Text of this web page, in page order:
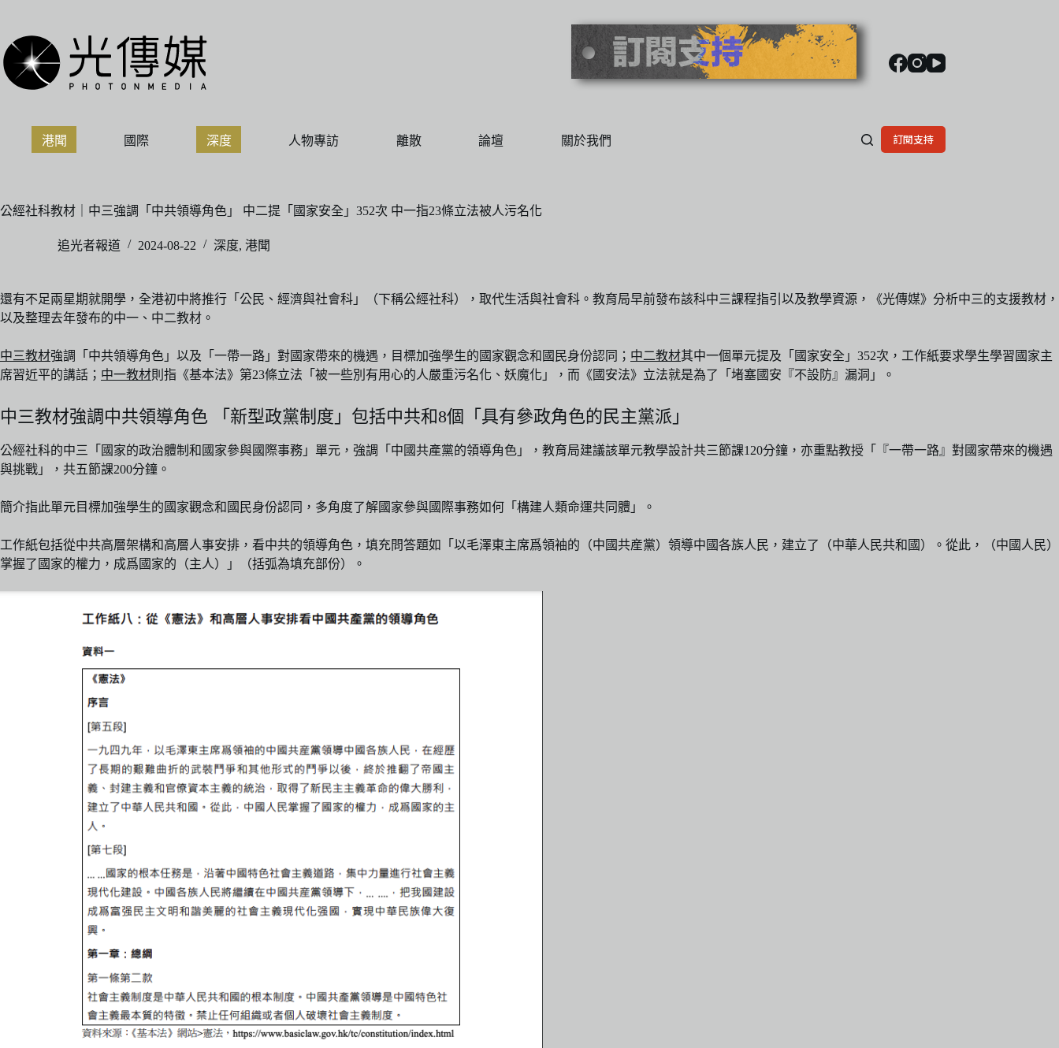
主
要
內
港聞 國際 深度 人物專訪 離散 論壇 關於我們 訂閱支持
公經社科教材｜中三強調「中共領導角色」 中二提「國家安全」352次 中一指23條立法被人污名化
追光者報道 2024-08-22 深度, 港聞
還有不足兩星期就開學，全港初中將推行「公民、經濟與社會科」（下稱公經社科），取代生活與社會科。教育局早前發布該科中三課程指引以及教學資源，《光傳媒》分析中三的支援教材，
以及整理去年發布的中一、中二教材。
中三教材強調「中共領導角色」以及「一帶一路」對國家帶來的機遇，目標加強學生的國家觀念和國民身份認同； 中二教材其中一個單元提及「國家安全」352次，工作紙要求學生學習國家主
席習近平的講話； 中一教材則指《基本法》第23條立法「被一些別有用心的人嚴重污名化、妖魔化」，而《國安法》立法就是為了「堵塞國安『不設防』漏洞」。
中三教材強調中共領導角色 「新型政黨制度」包括中共和8個「具有參政角色的民主黨派」
公經社科的中三「國家的政治體制和國家參與國際事務」單元，強調「中國共產黨的領導角色」，教育局建議該單元教學設計共三節課120分鐘，亦重點教授「『一帶一路』對國家帶來的機遇
與挑戰」，共五節課200分鐘。
簡介指此單元目標加強學生的國家觀念和國民身份認同，多角度了解國家參與國際事務如何「構建人類命運共同體」。
工作紙包括從中共高層架構和高層人事安排，看中共的領導角色，填充問答題如「以毛澤東主席爲領袖的（中國共産黨）領導中國各族人民，建立了（中華人民共和國）。從此，（中國人民）
掌握了國家的權力，成爲國家的（主人）」（括弧為填充部份）。